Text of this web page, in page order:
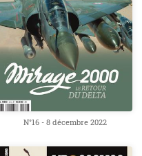
N°16 - 8 décembre 2022